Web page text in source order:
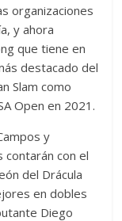
organizaciones
y ahora
que tiene en
destacado del
Slam como
Open en 2021.
y
contarán con el
del Drácula
en dobles
Diego